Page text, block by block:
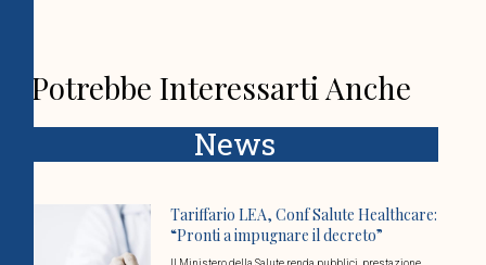
Potrebbe Interessarti Anche
News
Tariffario LEA, Conf Salute Healthcare:
“Pronti a impugnare il decreto”